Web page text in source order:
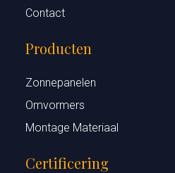
Contact
Producten
Zonnepanelen
Omvormers
Montage Materiaal
Certificering